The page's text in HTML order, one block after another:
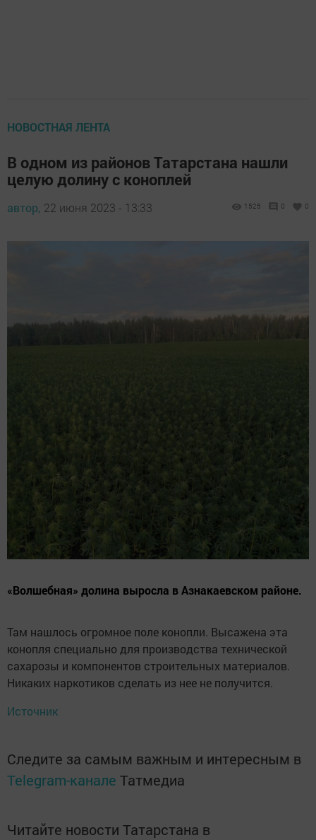
НОВОСТНАЯ ЛЕНТА
В одном из районов Татарстана нашли
целую долину с коноплей
автор, 22 июня 2023 - 13:33 1525 0 0
«Волшебная» долина выросла в Азнакаевском районе.
Там нашлось огромное поле конопли. Высажена эта
конопля специально для производства технической
сахарозы и компонентов строительных материалов.
Никаких наркотиков сделать из нее не получится.
Источник
Следите за самым важным и интересным в
Telegram-канале Татмедиа
Читайте новости Татарстана в